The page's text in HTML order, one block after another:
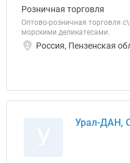
Розничная торговля
Оптово-розничная торговля
морскими деликатесами.
Россия, Пензенская
Урал-ДАН,